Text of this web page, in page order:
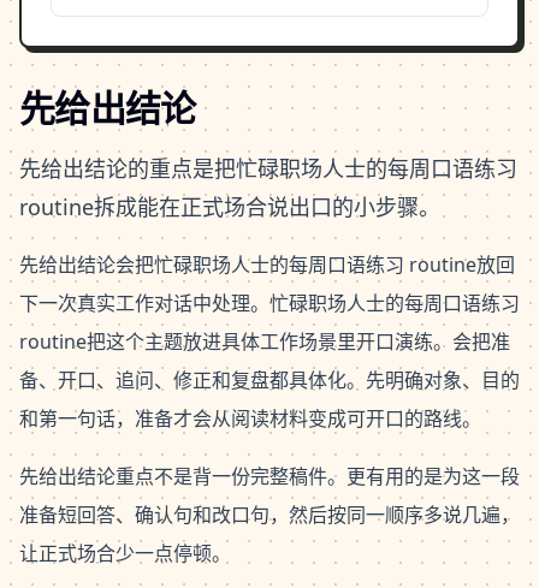
先给出结论
先给出结论的重点是把忙碌职场人士的每周口语练习
routine拆成能在正式场合说出口的小步骤。
先给出结论会把忙碌职场人士的每周口语练习 routine放回
下一次真实工作对话中处理。忙碌职场人士的每周口语练习
routine把这个主题放进具体工作场景里开口演练。会把准
备、开口、追问、修正和复盘都具体化。先明确对象、目的
和第一句话，准备才会从阅读材料变成可开口的路线。
先给出结论重点不是背一份完整稿件。更有用的是为这一段
准备短回答、确认句和改口句，然后按同一顺序多说几遍，
让正式场合少一点停顿。